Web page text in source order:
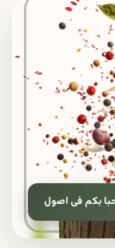
بكم فى اصول